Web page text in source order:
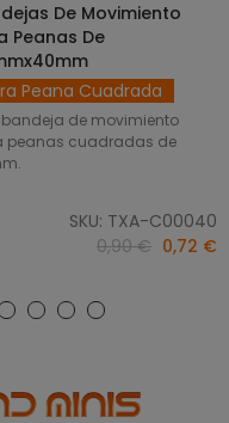
SELECCIONAR OPCIONES
De Movimiento
Peanas De
Peana Cuadrada
bandeja de movimiento
peanas cuadradas de
SKU: TXA-C00040
0,90 € 0,72 €